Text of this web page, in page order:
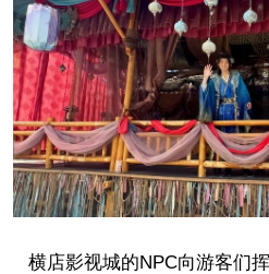
横店影视城的NPC向游客们